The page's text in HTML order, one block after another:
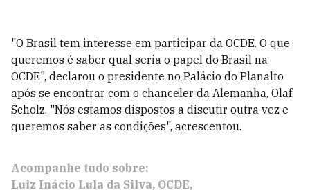
"O Brasil tem interesse em participar da OCDE. O que
queremos é saber qual seria o papel do Brasil na
OCDE", declarou o presidente no Palácio do Planalto
após se encontrar com o chanceler da Alemanha, Olaf
Scholz. "Nós estamos dispostos a discutir outra vez e
queremos saber as condições", acrescentou.
Acompanhe tudo sobre:
Luiz Inácio Lula da Silva OCDE